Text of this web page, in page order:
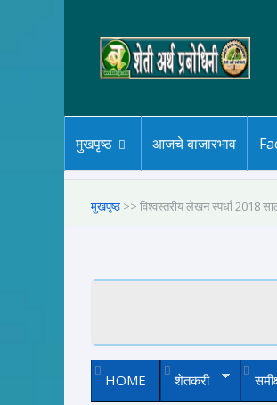
मुखपृष्ठ आजचे बाजारभाव
मुखपृष्ठ >> विश्वस्तरीय लेखन स्पर्धा 2018
HOME शेतकरी